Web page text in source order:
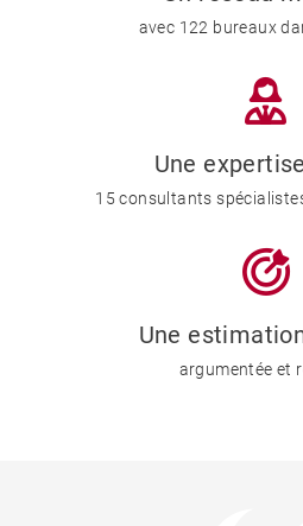
avec 122 bureaux
Une
15 consultants
Une
argumentée et